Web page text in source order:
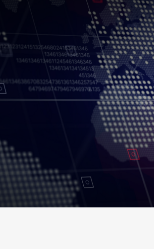
Politique de confidentialité